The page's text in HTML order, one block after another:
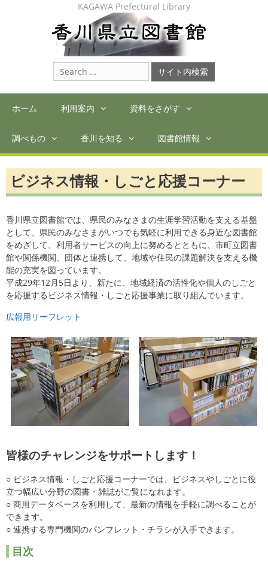
KAGAWA Prefectural Library
Search
for:
ホーム 利用案内 資料をさがす
調べもの 香川を知る 図書館情報
ビジネス情報・しごと応援コーナー
香川県立図書館では、県民のみなさまの生涯学習活動を支える基盤
として、県民のみなさまがいつでも気軽に利用できる身近な図書館
をめざして、利用者サービスの向上に努めるとともに、市町立図書
館や関係機関、団体と連携して、地域や住民の課題解決を支える機
能の充実を図っています。
平成29年12月5日より、新たに、地域経済の活性化や個人のしごと
を応援するビジネス情報・しごと応援事業に取り組んでいます。
広報用リーフレット
皆様のチャレンジをサポートします！
○ ビジネス情報・しごと応援コーナーでは、ビジネスやしごとに役
立つ幅広い分野の図書・雑誌がご覧になれます。
○ 商用データベースを利用して、最新の情報を手軽に調べることが
できます。
○ 連携する専門機関のパンフレット・チラシが入手できます。
目次